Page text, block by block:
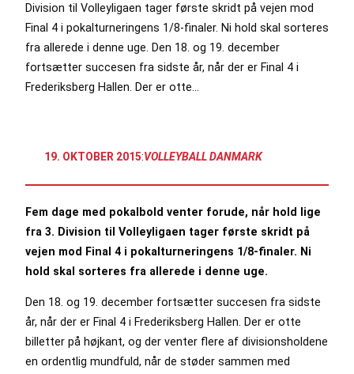
Division til Volleyligaen tager første skridt på vejen mod
Final 4 i pokalturneringens 1/8-finaler. Ni hold skal sorteres
fra allerede i denne uge. Den 18. og 19. december
fortsætter succesen fra sidste år, når der er Final 4 i
Frederiksberg Hallen. Der er otte…
19. OKTOBER 2015:VOLLEYBALL DANMARK
Fem dage med pokalbold venter forude, når hold lige
fra 3. Division til Volleyligaen tager første skridt på
vejen mod Final 4 i pokalturneringens 1/8-finaler. Ni
hold skal sorteres fra allerede i denne uge.
Den 18. og 19. december fortsætter succesen fra sidste
år, når der er Final 4 i Frederiksberg Hallen. Der er otte
billetter på højkant, og der venter flere af divisionsholdene
en ordentlig mundfuld, når de støder sammen med